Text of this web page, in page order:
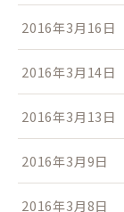
2016年3月16日
2016年3月14日
2016年3月13日
2016年3月9日
2016年3月8日